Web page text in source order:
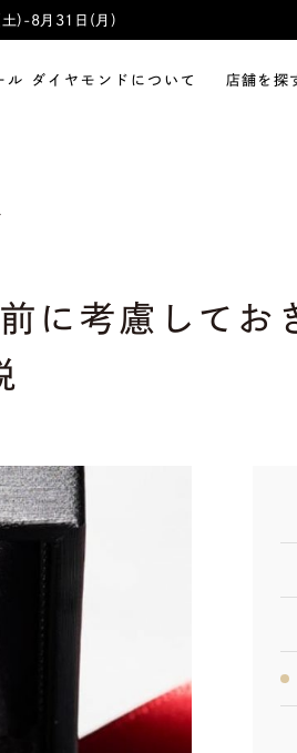
)-8月31日(月)
ル ダイヤモンドについて 店舗を探
に考慮してお